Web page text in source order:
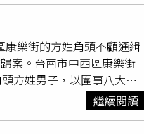
府領取之補貼、補助、津
扣，可盡速向相關機關反
樂街的方姓角頭不顧通緝
案。台南市中西區康樂街
方姓男子，以圍事八大行
前某晚帶槍到紫禁城酒店消
到天花板再反彈集中陳姓酒
繼續閱讀